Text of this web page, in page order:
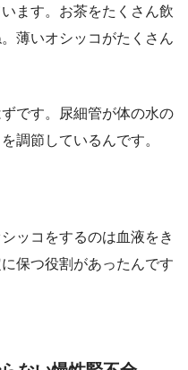
ます。お茶をたくさん飲
薄いオシッコがたくさん
です。尿細管が体の水の
調節しているんです。
ッコをするのは血液をき
保つ役割があったんです